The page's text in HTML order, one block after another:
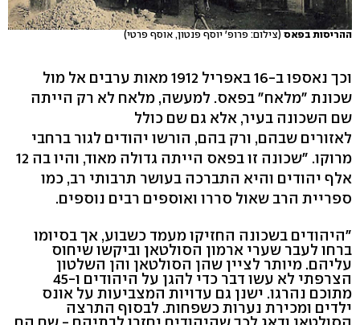
ההריסות בפאס(צילום: פרופ' יוסף פנטון, אוסף פרטי)
וכך נאספו ב-16 באפריל 1912 מאות ערבים אל מול
שכונת "מלאח" בפאס. למעשה, מלאח לא רק הייתה
שם השכונה בעיר, אלא גם שם כולל
לאזורים שבהם, ורק בהם, הורשו יהודים לגור ברחבי
מרוקו. "שכונה זו בפאס הייתה גדולה מאוד, והיו בה 12
אלף יהודים והיא התברכה בעושר תרבותי רב, כמו
ספריית הרב שאול סררו ואוספים רבים נוספים.
"היהודים בשכונה החזיקו מעמד כשבוע, אך בסיומו
ברחו לעבר שערי ארמון הסולטאן וביקשו שיחוס
עליהם. מיותר לציין שהן הסולטאן והן השלטון
הצרפתי לא עשו דבר כדי להגן על היהודים ו-45
מתוכם נהרגו. ישנן גם עדויות המצביעות על אונס
ילדים ומכירת נערות כשפחות. לבסוף התרצה